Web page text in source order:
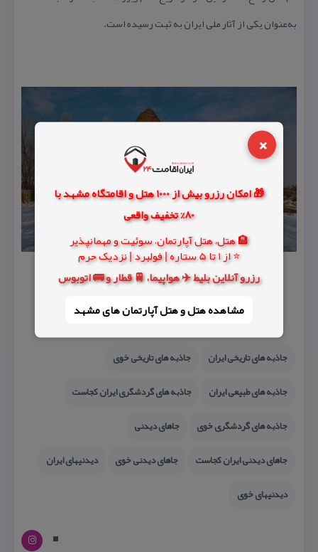
×
🎁 امکان رزرو بیش از 1000 هتل و اقامتگاه مشهد با
80% تخفیف واقعی
🏨 هتل، هتل آپارتمان، سوئیت و مهمانپذیر
⭐ از 1 تا 5 ستاره | فولبرد | نزدیک حرم
رزرو آنلاین بلیط ✈️ هواپیما، 🚆 قطار و 🚌 اتوبوس
مشاهده هتل و هتل‌ آپارتمان های مشهد
به‌عنوان یكی از آثار ملی ایران به ثبت رسیده است.
جاذبه های تاریخی ایران
جاذبه های تاریخی خوی
جاذبه های طبیعی ایران
جاذبه های گردشگری ایران كجاست
جاذبه های گردشگری خوی
جاهای دیدنی
جاهای دیدنی ایران كجاست
جاهای دیدنی خوی
دیدنیهای ایران
دیدنیهای خوی